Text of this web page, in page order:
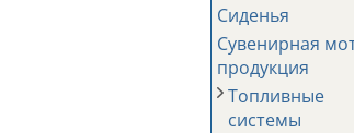
Сиденья
Сувенирная
продукция
Топливные
системы